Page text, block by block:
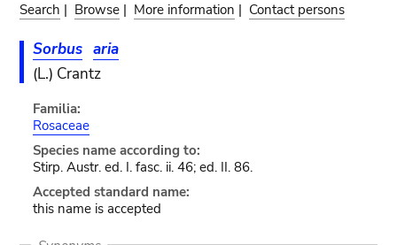
Search | Browse | More information | Contact persons
Sorbus aria
(L.) Crantz
Familia:
Rosaceae
Species name according to:
Stirp. Austr. ed. I. fasc. ii. 46; ed. II. 86.
Accepted standard name:
this name is accepted